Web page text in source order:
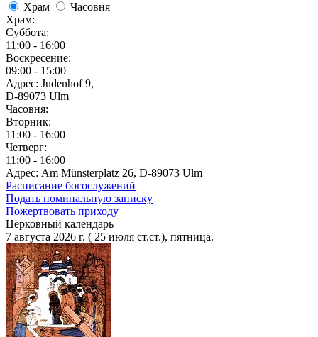
Храм
Часовня
Храм:
Суббота:
11:00 - 16:00
Воскресение:
09:00 - 15:00
Адрес: Judenhof 9,
D-89073 Ulm
Часовня:
Вторник:
11:00 - 16:00
Четверг:
11:00 - 16:00
Адрес: Am Münsterplatz 26, D-89073 Ulm
Расписание богослужений
Подать поминальную записку
Пожертвовать приходу
Церковный календарь
7 августа 2026 г. ( 25 июля ст.ст.), пятница.